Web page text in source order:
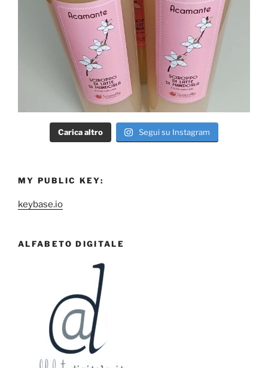
Carica altro Segui su Instagram
MY PUBLIC KEY:
keybase.io
ALFABETO DIGITALE